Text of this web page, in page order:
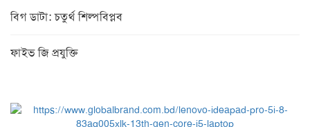
বিগ ডাটা: চতুর্থ শিল্পবিপ্লব
ফাইভ জি প্রযুক্তি